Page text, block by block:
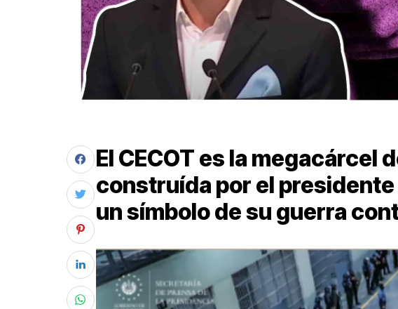
El CECOT es la megacárcel
construída por el presidente
un símbolo de su guerra